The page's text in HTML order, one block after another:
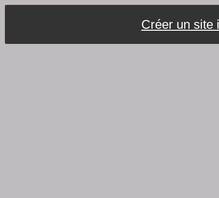
Créer un site